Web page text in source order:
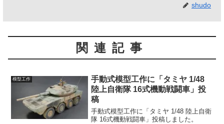
shudo
関連記事
模型工作
手動式模型工作に「タミヤ 1/48
陸上自衛隊 16式機動戦闘車」投
稿
手動式模型工作に「タミヤ 1/48 陸上自衛
隊 16式機動戦闘車」投稿しました。